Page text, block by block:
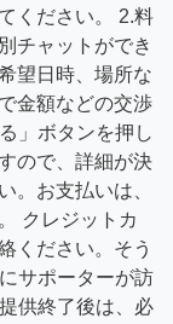
ください。 2.料
チャットができ
望日時、場所な
金額などの交渉
」ボタンを押し
ので、詳細が決
。お支払いは、
クレジットカ
ください。そう
サポーターが訪
供終了後は、必